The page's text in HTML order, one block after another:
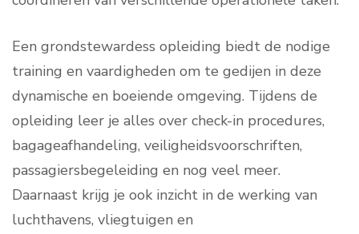
Een grondstewardess opleiding biedt de nodige
training en vaardigheden om te gedijen in deze
dynamische en boeiende omgeving. Tijdens de
opleiding leer je alles over check-in procedures,
bagageafhandeling, veiligheidsvoorschriften,
passagiersbegeleiding en nog veel meer.
Daarnaast krijg je ook inzicht in de werking van
luchthavens, vliegtuigen en